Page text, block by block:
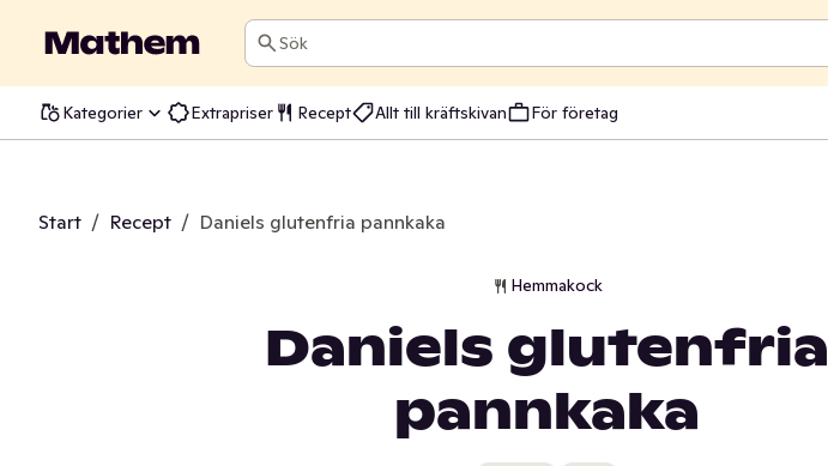
Sök
Kategorier Extrapriser Recept Allt till kräftskivan För företag
Start / Recept / Daniels glutenfria pannkaka
Hemmakock
Daniels glutenfria
pannkaka